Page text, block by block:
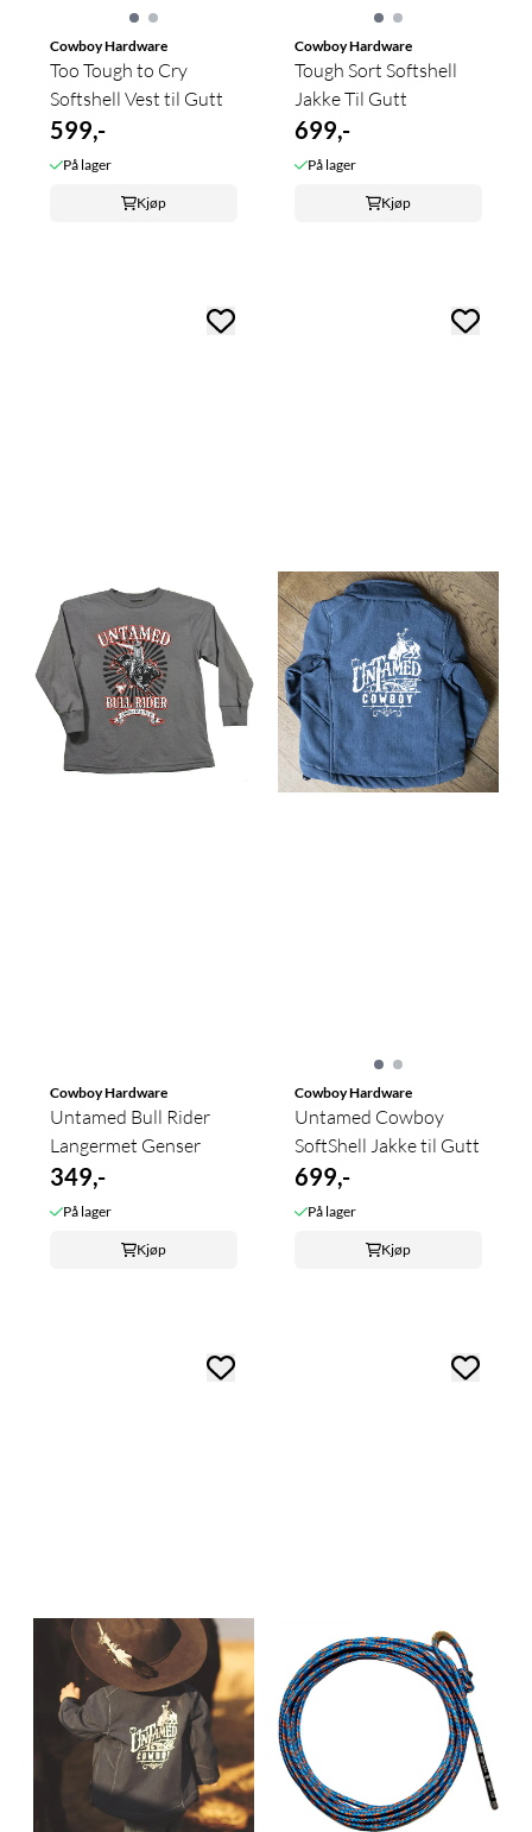
Cowboy Hardware
Too Tough to Cry
Softshell Vest til Gutt
599,-
På lager
Kjøp
Cowboy Hardware
Tough Sort Softshell
Jakke Til Gutt
699,-
På lager
Kjøp
Cowboy Hardware
Untamed Bull Rider
Langermet Genser
349,-
På lager
Kjøp
Cowboy Hardware
Untamed Cowboy
SoftShell Jakke til Gutt
699,-
På lager
Kjøp